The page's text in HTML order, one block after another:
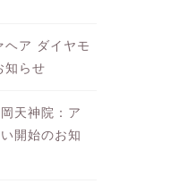
ヘア ダイヤモ
知らせ
天神院：ア
開始のお知